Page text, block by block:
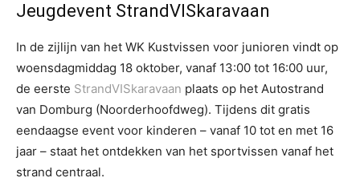
Jeugdevent StrandVISkaravaan
In de zijlijn van het WK Kustvissen voor junioren vindt op
woensdagmiddag 18 oktober, vanaf 13:00 tot 16:00 uur,
de eerste StrandVISkaravaan plaats op het Autostrand
van Domburg (Noorderhoofdweg). Tijdens dit gratis
eendaagse event voor kinderen – vanaf 10 tot en met 16
jaar – staat het ontdekken van het sportvissen vanaf het
strand centraal.